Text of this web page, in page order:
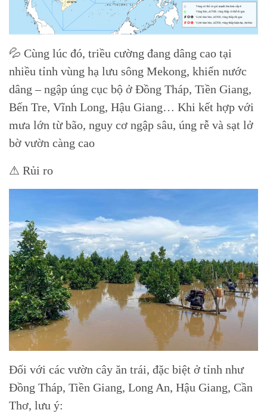
💦 Cùng lúc đó, triều cường đang dâng cao tại
nhiều tỉnh vùng hạ lưu sông Mekong, khiến nước
dâng – ngập úng cục bộ ở Đồng Tháp, Tiền Giang,
Bến Tre, Vĩnh Long, Hậu Giang… Khi kết hợp với
mưa lớn từ bão, nguy cơ ngập sâu, úng rễ và sạt lở
bờ vườn càng cao
⚠ Rủi ro
Đối với các vườn cây ăn trái, đặc biệt ở tỉnh như
Đồng Tháp, Tiền Giang, Long An, Hậu Giang, Cần
Thơ, lưu ý: